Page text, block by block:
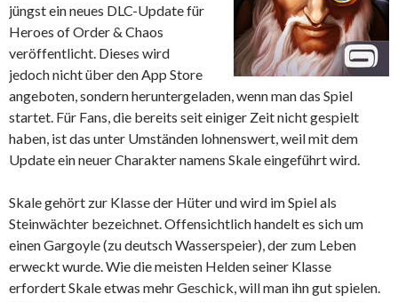
jüngst ein neues DLC-Update für
Heroes of Order & Chaos
veröffentlicht. Dieses wird
jedoch nicht über den App Store
angeboten, sondern heruntergeladen, wenn man das Spiel
startet. Für Fans, die bereits seit einiger Zeit nicht gespielt
haben, ist das unter Umständen lohnenswert, weil mit dem
Update ein neuer Charakter namens Skale eingeführt wird.
Skale gehört zur Klasse der Hüter und wird im Spiel als
Steinwächter bezeichnet. Offensichtlich handelt es sich um
einen Gargoyle (zu deutsch Wasserspeier), der zum Leben
erweckt wurde. Wie die meisten Helden seiner Klasse
erfordert Skale etwas mehr Geschick, will man ihn gut spielen.